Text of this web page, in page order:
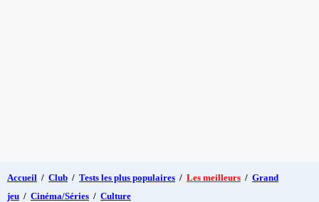
Accueil / Club / Tests les plus populaires / Les meilleurs / Grand
jeu / Cinéma/Séries / Culture